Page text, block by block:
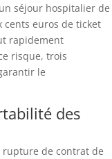
séjour hospitalier de
euros de ticket
rapidement
risque, trois
le
des
rupture de contrat de